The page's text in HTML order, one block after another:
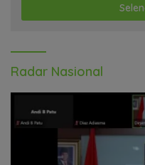
Radar Nasional